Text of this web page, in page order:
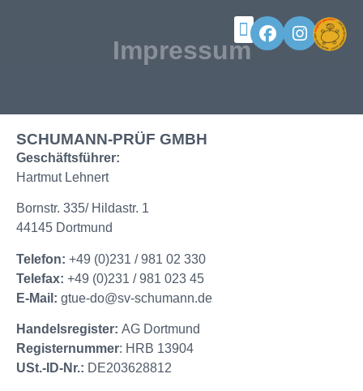
Impressum
SCHUMANN-PRÜF GMBH
Geschäftsführer:
Hartmut Lehnert
Bornstr. 335/ Hildastr. 1
44145 Dortmund
Telefon: +49 (0)231 / 981 02 330
Telefax: +49 (0)231 / 981 023 45
E-Mail: gtue-do@sv-schumann.de
Handelsregister: AG Dortmund
Registernummer: HRB 13904
USt.-ID-Nr.: DE203628812